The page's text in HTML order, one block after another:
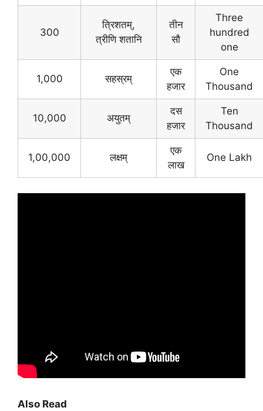
300
त्रिशतम्,
त्रीणि शतानि
तीन
सौ
Three
hundred
one
1,000 सहस्रम्
एक
हजार
One
Thousand
10,000 अयुतम्
दस
हजार
Ten
Thousand
1,00,000 लक्षम्
एक
लाख
One Lakh
Also Read